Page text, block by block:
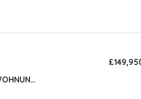
100 METER ZUM MEER, GERÄUMIGE WOHNUNG IM LUXUSRESORT-KONZEPT